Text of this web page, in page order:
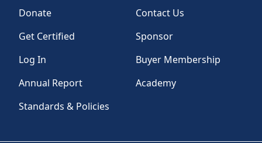
Donate
Contact Us
Get Certified
Sponsor
Log In
Buyer Membership
Annual Report
Academy
Standards & Policies